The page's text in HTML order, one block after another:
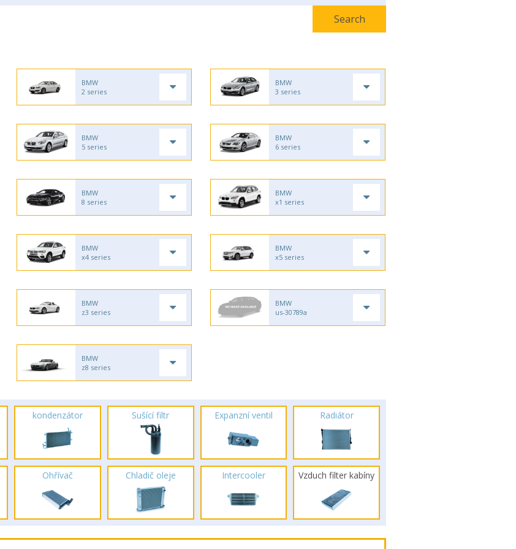
BMW
2 series
BMW
3 series
BMW
5 series
BMW
6 series
BMW
8 series
BMW
x1 series
BMW
x4 series
BMW
x5 series
BMW
z3 series
BMW
us-30789a
BMW
z8 series
kondenzátor Sušící filtr Expanzní ventil Radiátor
Ohřívač Chladič oleje Intercooler Vzduch filter kabíny